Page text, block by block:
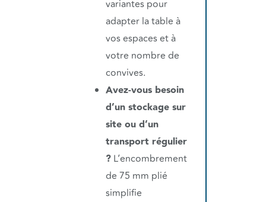
variantes pour
adapter la table à
vos espaces et à
votre nombre de
convives.
Avez-vous besoin
d’un stockage sur
site ou d’un
transport régulier
? L’encombrement
de 75 mm plié
simplifie